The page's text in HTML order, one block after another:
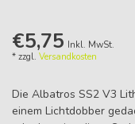
€5,75 Inkl. MwSt.
* zzgl. Versandkosten
Die Albatros SS2 V3
einem Lichtdobber